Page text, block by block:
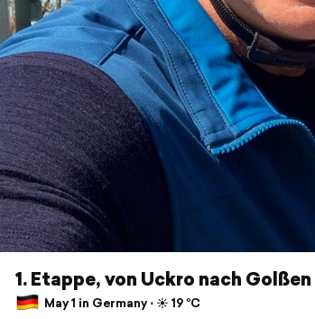
1. Etappe, von Uckro nach Golßen
May 1 in Germany ⋅ ☀️ 19 °C